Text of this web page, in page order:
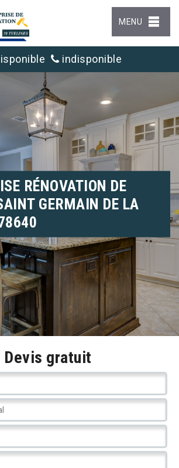
MENU
indisponible
RÉNOVATION DE
GERMAIN DE LA
Devis gratuit